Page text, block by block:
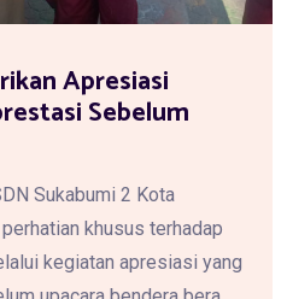
Apresiasi
Sebelum
Sukabumi 2 Kota
khusus terhadap
kegiatan apresiasi yang